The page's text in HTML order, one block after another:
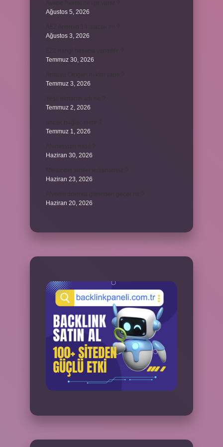
Ağustos 5, 2026
Ağustos 3, 2026
Temmuz 30, 2026
Temmuz 3, 2026
Temmuz 2, 2026
Temmuz 1, 2026
Haziran 30, 2026
Haziran 23, 2026
Haziran 20, 2026